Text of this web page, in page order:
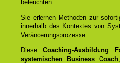
beleuchten.
Sie erlernen Methoden zur
innerhalb des Kontextes von
Veränderungsprozesse.
Diese Coaching-Ausbildung
systemischen Business Coach